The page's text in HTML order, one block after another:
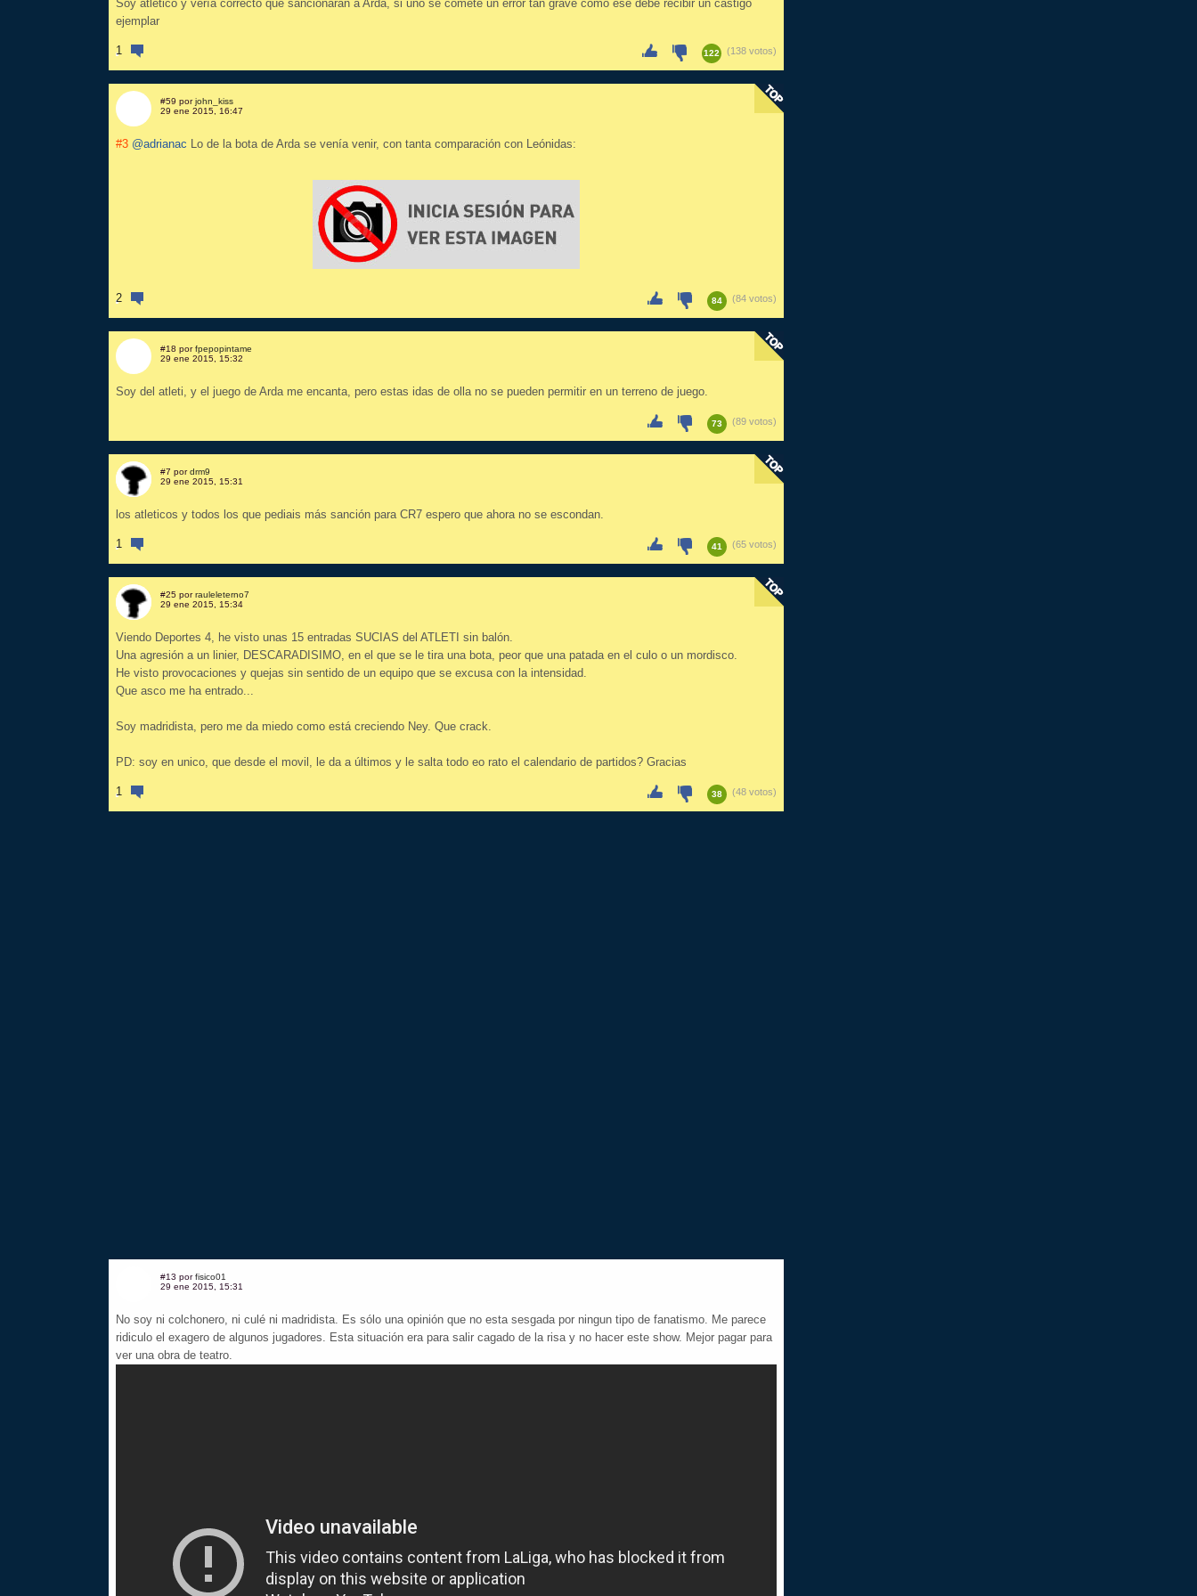
Soy atlético y vería correcto que sancionaran a Arda, si uno se comete un error tan grave como ese debe recibir un castigo
ejemplar
1 122 (138 votos)
#59 porjohn_kiss
29 ene 2015, 16:47
#3 @adrianac Lo de la bota de Arda se venía venir, con tanta comparación con Leónidas:
2 84 (84 votos)
#18 porfpepopintame
29 ene 2015, 15:32
Soy del atleti, y el juego de Arda me encanta, pero estas idas de olla no se pueden permitir en un terreno de juego.
73 (89 votos)
#7 pordrm9
29 ene 2015, 15:31
los atleticos y todos los que pediais más sanción para CR7 espero que ahora no se escondan.
1 41 (65 votos)
#25 porrauleleterno7
29 ene 2015, 15:34
Viendo Deportes 4, he visto unas 15 entradas SUCIAS del ATLETI sin balón.
Una agresión a un linier, DESCARADISIMO, en el que se le tira una bota, peor que una patada en el culo o un mordisco.
He visto provocaciones y quejas sin sentido de un equipo que se excusa con la intensidad.
Que asco me ha entrado...
Soy madridista, pero me da miedo como está creciendo Ney. Que crack.
PD: soy en unico, que desde el movil, le da a últimos y le salta todo eo rato el calendario de partidos? Gracias
1 38 (48 votos)
#13 porfisico01
29 ene 2015, 15:31
No soy ni colchonero, ni culé ni madridista. Es sólo una opinión que no esta sesgada por ningun tipo de fanatismo. Me parece
ridiculo el exagero de algunos jugadores. Esta situación era para salir cagado de la risa y no hacer este show. Mejor pagar para
ver una obra de teatro.